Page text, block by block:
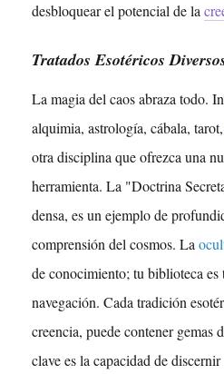
desbloquear el potencial de la
Tratados Esotéricos
La magia del caos abraza todo.
alquimia, astrología, cábala, tarot,
otra disciplina que ofrezca una
herramienta. La "Doctrina
densa, es un ejemplo de
comprensión del cosmos. La
de conocimiento; tu biblioteca es
navegación. Cada tradición
creencia, puede contener gemas
clave es la capacidad de discernir